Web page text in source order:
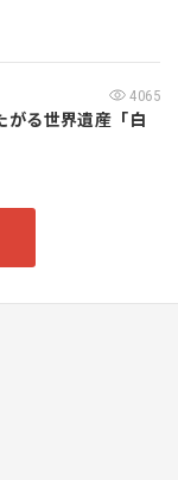
4065
がる世界遺産「白